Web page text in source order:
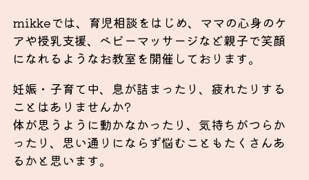
mikkeでは、育児相談をはじめ、ママの心身のケ
アや授乳支援、ベビーマッサージなど親子で笑顔
になれるようなお教室を開催しております。
妊娠・子育て中、息が詰まったり、疲れたりする
ことはありませんか?
体が思うように動かなかったり、気持ちがつらか
ったり、思い通りにならず悩むこともたくさんあ
るかと思います。